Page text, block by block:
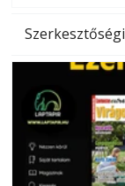
Szerkesztőségi